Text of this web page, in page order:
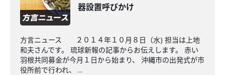
器設置呼びかけ
方言ニュース ２０１４年１０月８日（水) 担当は上地
和夫さんです。 琉球新報の記事からお伝えします。 赤い
羽根共同募金が今月１日から始まり、 沖縄市の出発式が市
役所前で行われ、 ...